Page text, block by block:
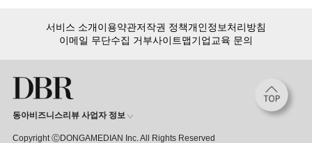
서비스 소개이용약관저작권 정책개인정보처리방침
이메일 무단수집 거부사이트맵기업교육 문의
동아비즈니스리뷰 사업자 정보
Copyright ⒸDONGAMEDIAN Inc. All Rights Reserved